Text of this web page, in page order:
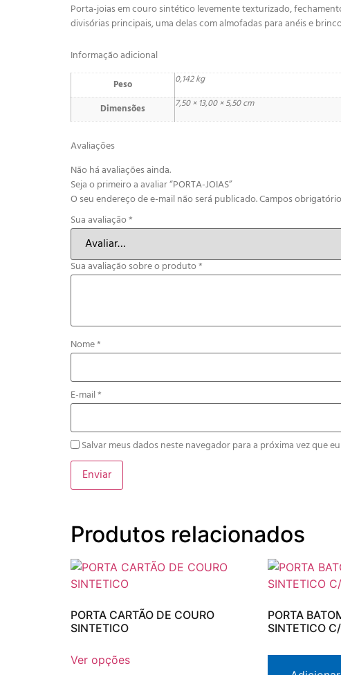
Porta-joias em couro sintético levemente texturizado,
divisórias principais, uma delas com almofadas para anéis e
Informação adicional
Peso 0,142 kg
Dimensões 7,50 × 13,00 × 5,50 cm
Avaliações
Não há avaliações ainda.
Seja o primeiro a avaliar “PORTA-JOIAS”
O seu endereço de e-mail não será publicado.Campos
Sua avaliação*
Sua avaliação sobre o produto*
Nome*
E-mail*
Salvar meus dados neste navegador para a próxima vez que
Produtos relacionados
PORTA CARTÃO DE COURO
SINTETICO
Ver opções
PORTA
SINTETICO